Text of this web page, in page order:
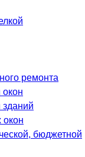
ремонта
окон
зданий
окон
бюджетной